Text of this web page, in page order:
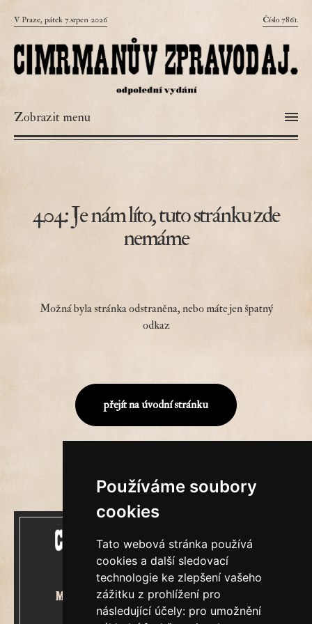
Používáme soubory
cookies
Tato webová stránka používá
cookies a další sledovací
technologie ke zlepšení vašeho
zážitku z prohlížení pro
následující účely: pro umožnění
V Praze, pátek 7.srpen 2026 Číslo 7861.
Zobrazit menu
404: Je nám líto, tuto stránku zde
nemáme
Možná byla stránka odstraněna, nebo máte jen špatný
odkaz
přejít na úvodní stránku
Mecenášem Cimrmanova Zpravodaje
je společnost